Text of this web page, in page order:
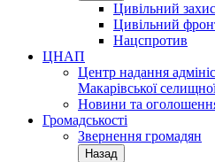
Цивільний
Цивільний
Нацспротив
ЦНАП
Центр надання
Макарівської
Новини та
Громадськості
Звернення громадян
Назад